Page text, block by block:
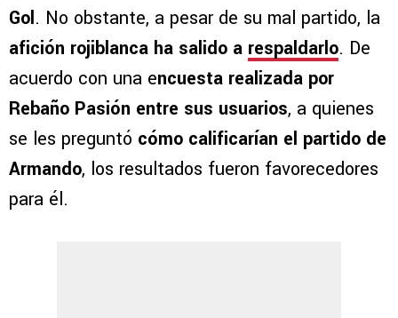
Gol. No obstante, a pesar de su mal partido, la
afición rojiblanca ha salido a respaldarlo. De
acuerdo con una encuesta realizada por
Rebaño Pasión entre sus usuarios, a quienes
se les preguntó cómo calificarían el partido de
Armando, los resultados fueron favorecedores
para él.